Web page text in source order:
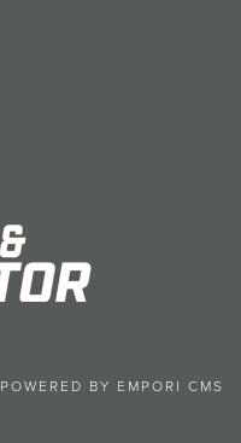
POWERED BY EMPORI CMS